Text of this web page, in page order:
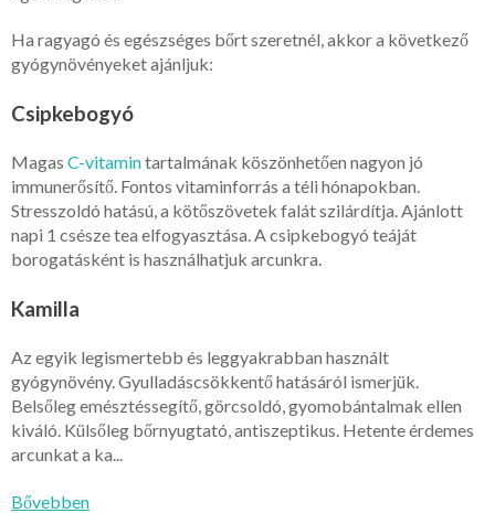
Ha ragyagó és egészséges bőrt szeretnél, akkor a következő
gyógynövényeket ajánljuk:
Csipkebogyó
Magas C-vitamintartalmának köszönhetően nagyon jó
immunerősítő. Fontos vitaminforrás a téli hónapokban.
Stresszoldó hatású, a kötőszövetek falát szilárdítja. Ajánlott
napi 1 csésze tea elfogyasztása. A csipkebogyó teáját
borogatásként is használhatjuk arcunkra.
Kamilla
Az egyik legismertebb és leggyakrabban használt
gyógynövény. Gyulladáscsökkentő hatásáról ismerjük.
Belsőleg emésztéssegítő, görcsoldó, gyomobántalmak ellen
kiváló. Külsőleg bőrnyugtató, antiszeptikus. Hetente érdemes
arcunkat a ka...
Bővebben